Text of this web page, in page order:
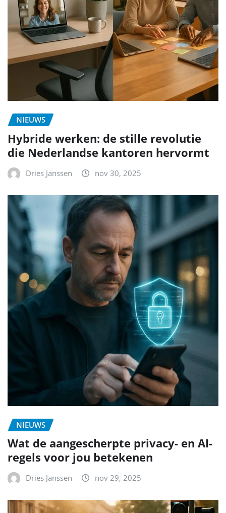
NIEUWS
Hybride werken: de stille revolutie
die Nederlandse kantoren hervormt
Dries Janssen nov 30, 2025
NIEUWS
Wat de aangescherpte privacy- en AI-
regels voor jou betekenen
Dries Janssen nov 29, 2025